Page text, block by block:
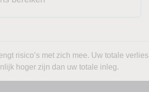
risico’s met zich mee. Uw totale verlies
hoger zijn dan uw totale inleg.